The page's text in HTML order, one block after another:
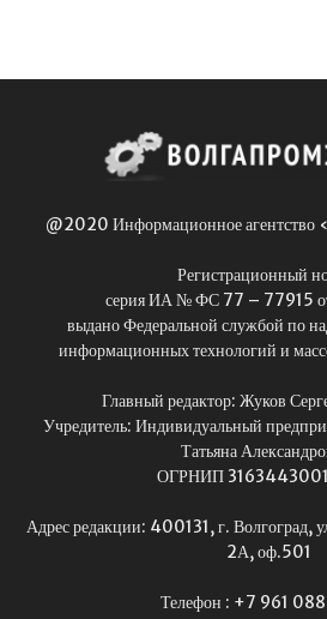
@2020 Информационное
Регистрационный
серия ИА № ФС 77 – 77915
выдано Федеральной службой по
информационных технологий и
Главный редактор: Жуков
Учредитель: Индивидуальный
Татьяна
ОГРНИП
Адрес редакции: 400131, г. Волгоград,
2А, оф.501
Телефон : +7 961